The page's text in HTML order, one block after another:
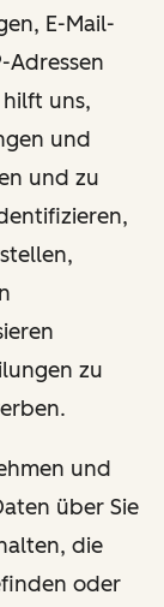
E-Mail-
Adressen
uns,
und
und zu
zu
und
über Sie
die
oder